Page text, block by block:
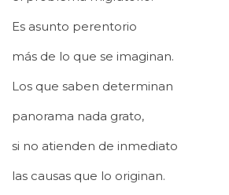
Es asunto perentorio
más de lo que se imaginan.
Los que saben determinan
panorama nada grato,
si no atienden de inmediato
las causas que lo originan.